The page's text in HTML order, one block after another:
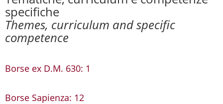
specifiche
Themes, curriculum and specific
competence
Borse ex D.M. 630: 1
Borse Sapienza: 12